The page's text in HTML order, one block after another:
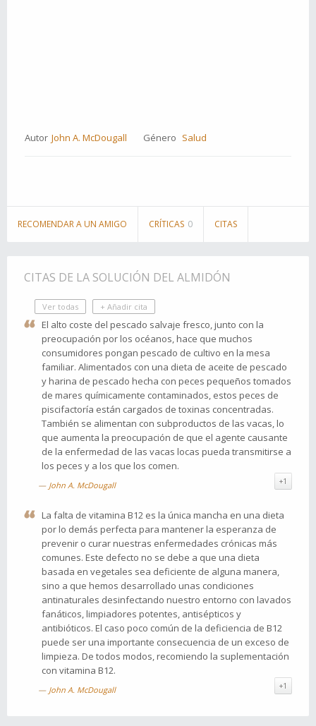
Autor John A. McDougall Género Salud
RECOMENDAR A UN AMIGO CRÍTICAS 0 CITAS
CITAS DE LA SOLUCIÓN DEL ALMIDÓN
Ver todas + Añadir cita
El alto coste del pescado salvaje fresco, junto con la
preocupación por los océanos, hace que muchos
consumidores pongan pescado de cultivo en la mesa
familiar. Alimentados con una dieta de aceite de pescado
y harina de pescado hecha con peces pequeños tomados
de mares químicamente contaminados, estos peces de
piscifactoría están cargados de toxinas concentradas.
También se alimentan con subproductos de las vacas, lo
que aumenta la preocupación de que el agente causante
de la enfermedad de las vacas locas pueda transmitirse a
los peces y a los que los comen.
John A. McDougall +1
La falta de vitamina B12 es la única mancha en una dieta
por lo demás perfecta para mantener la esperanza de
prevenir o curar nuestras enfermedades crónicas más
comunes. Este defecto no se debe a que una dieta
basada en vegetales sea deficiente de alguna manera,
sino a que hemos desarrollado unas condiciones
antinaturales desinfectando nuestro entorno con lavados
fanáticos, limpiadores potentes, antisépticos y
antibióticos. El caso poco común de la deficiencia de B12
puede ser una importante consecuencia de un exceso de
limpieza. De todos modos, recomiendo la suplementación
con vitamina B12.
John A. McDougall +1